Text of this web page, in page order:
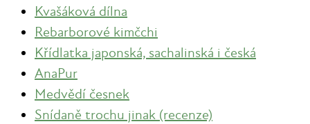
Kvašáková dílna
Rebarborové kimčchi
Křídlatka japonská, sachalinská i česká
AnaPur
Medvědí česnek
Snídaně trochu jinak (recenze)